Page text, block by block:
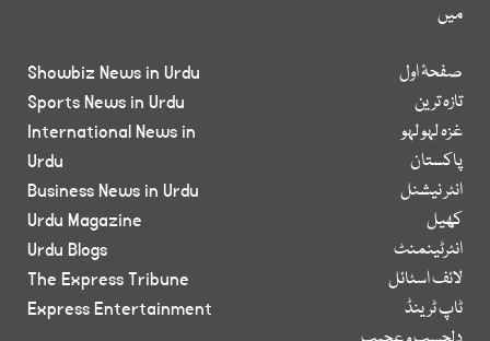
میں
صفحۂ اول
تازہ ترین
غزہ لہو لہو
پاکستان
انٹر نیشنل
کھیل
انٹرٹینمنٹ
لائف اسٹائل
ٹاپ ٹرینڈ
Showbiz News in Urdu
Sports News in Urdu
International News in
Urdu
Business News in Urdu
Urdu Magazine
Urdu Blogs
The Express Tribune
Express Entertainment